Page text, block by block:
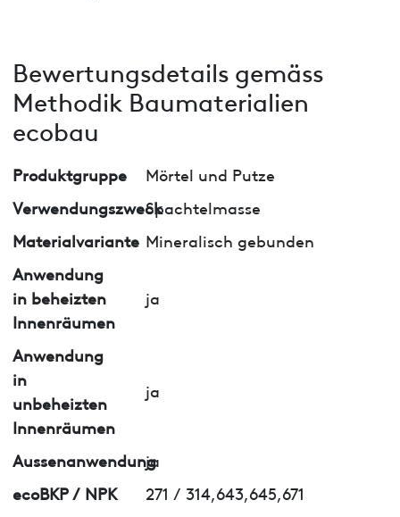
Bewertungsdetails gemäss
Methodik Baumaterialien
ecobau
Produktgruppe
Mörtel und Putze
VerwendungszweckSpachtelmasse
Materialvariante Mineralisch gebunden
Anwendung
in beheizten
Innenräumen
ja
Anwendung
in
unbeheizten
Innenräumen
ja
Aussenanwendung
ja
ecoBKP / NPK
271 / 314,643,645,671